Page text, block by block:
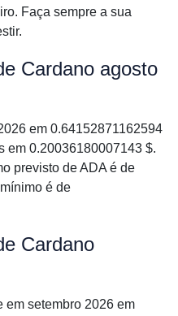
Faça sempre a sua
Cardano agosto
em 0.64152871162594
em 0.20036180007143 $.
previsto de ADA é de
é de
Cardano
em setembro 2026 em